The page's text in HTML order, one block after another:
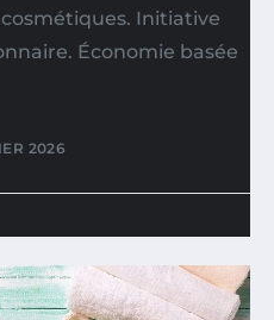
Initiative
Économie basée
2026